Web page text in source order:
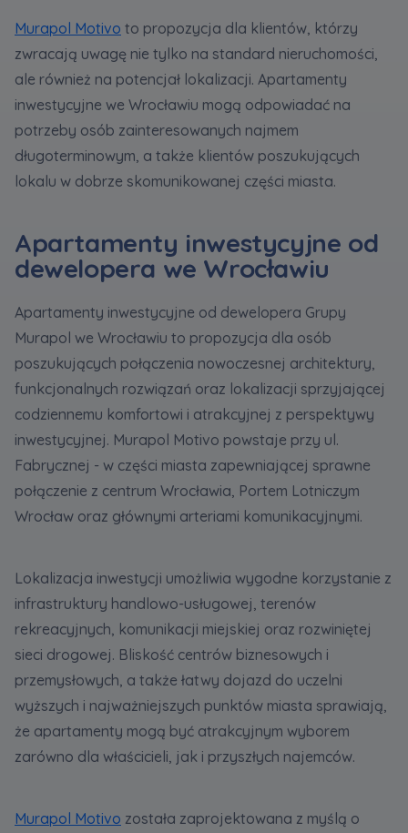
Murapol Motivo to propozycja dla klientów, którzy
zwracają uwagę nie tylko na standard nieruchomości,
ale również na potencjał lokalizacji. Apartamenty
inwestycyjne we Wrocławiu mogą odpowiadać na
potrzeby osób zainteresowanych najmem
długoterminowym, a także klientów poszukujących
lokalu w dobrze skomunikowanej części miasta.
Apartamenty inwestycyjne od
dewelopera we Wrocławiu
Apartamenty inwestycyjne od dewelopera Grupy
Murapol we Wrocławiu to propozycja dla osób
poszukujących połączenia nowoczesnej architektury,
funkcjonalnych rozwiązań oraz lokalizacji sprzyjającej
codziennemu komfortowi i atrakcyjnej z perspektywy
inwestycyjnej. Murapol Motivo powstaje przy ul.
Fabrycznej - w części miasta zapewniającej sprawne
połączenie z centrum Wrocławia, Portem Lotniczym
Wrocław oraz głównymi arteriami komunikacyjnymi.
Lokalizacja inwestycji umożliwia wygodne korzystanie z
infrastruktury handlowo-usługowej, terenów
rekreacyjnych, komunikacji miejskiej oraz rozwiniętej
sieci drogowej. Bliskość centrów biznesowych i
przemysłowych, a także łatwy dojazd do uczelni
wyższych i najważniejszych punktów miasta sprawiają,
że apartamenty mogą być atrakcyjnym wyborem
zarówno dla właścicieli, jak i przyszłych najemców.
Murapol Motivo została zaprojektowana z myślą o